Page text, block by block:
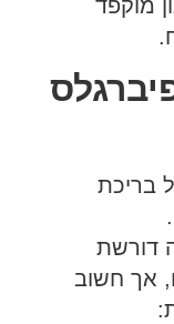
מוקפד
בריכת
דורשת
אך חשוב